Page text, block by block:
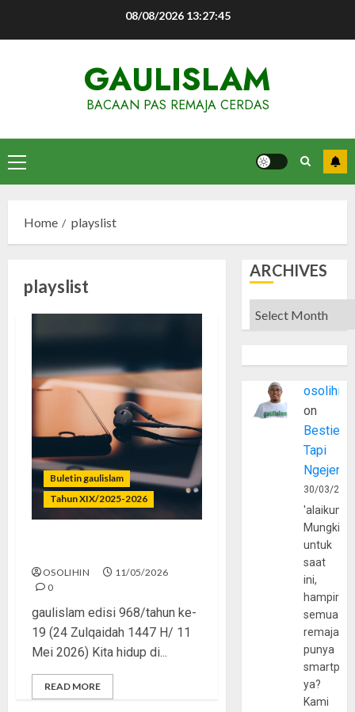
08/08/2026 13:27:46
GAULISLAM
BACAAN PAS REMAJA CERDAS
Primary
Menu
Home playslist
playslist
Buletin gaulislam
Tahun XIX/2025-2026
OSOLIHIN
11/05/2026
0
gaulislam edisi 968/tahun ke-
19 (24 Zulqaidah 1447 H/ 11
Mei 2026) Kita hidup di...
READ MORE
ARCHIVES
Archives
osolihin
on
Bestie
Tapi
30/03/
Mungkin
untuk
saat
ini,
hampir
semua
remaja
punya
ya?
Kami